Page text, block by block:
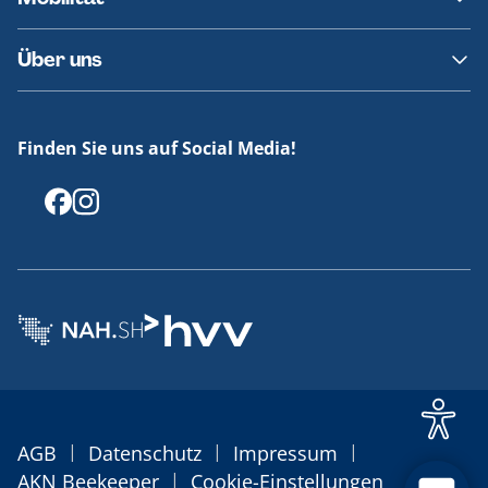
Fundsachen
Häufige Fragen
Barrierefreies Reisen
Erklärung Barrierefreiheit
Über uns
Offenlegungen
Finden Sie uns auf Social Media!
AGB | Datenschutz | Impressum |
AKN Beekeeper | Cookie-Einstellungen